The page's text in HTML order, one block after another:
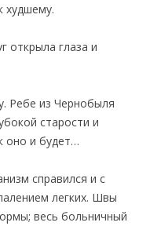
худшему.
открыла глаза и
Ребе из Чернобыля
старости и
оно и будет…
справился и с
легких. Швы
весь больничный